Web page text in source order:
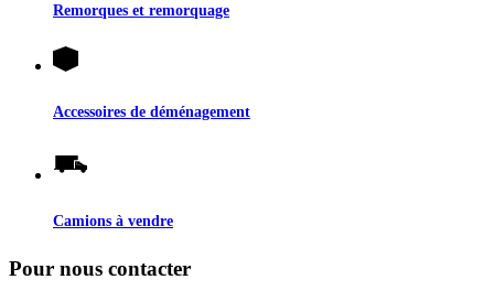
Remorques et remorquage
Accessoires de déménagement
Camions à vendre
Pour nous contacter